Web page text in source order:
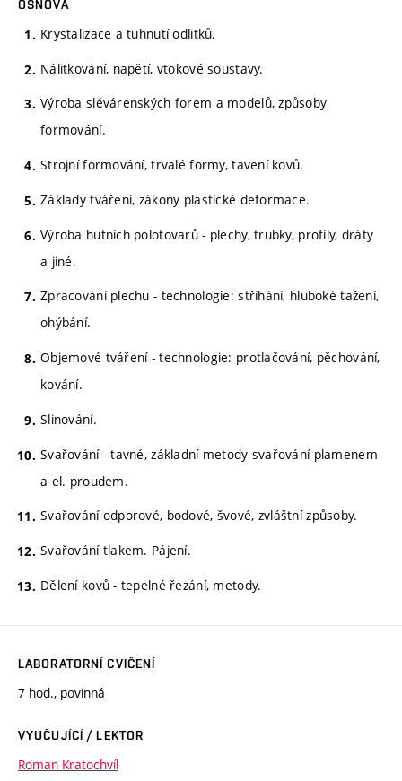
OSNOVA
Krystalizace a tuhnutí odlitků.
Nálitkování, napětí, vtokové soustavy.
Výroba slévárenských forem a modelů, způsoby
formování.
Strojní formování, trvalé formy, tavení kovů.
Základy tváření, zákony plastické deformace.
Výroba hutních polotovarů - plechy, trubky, profily, dráty
a jiné.
Zpracování plechu - technologie: stříhání, hluboké tažení,
ohýbání.
Objemové tváření - technologie: protlačování, pěchování,
kování.
Slinování.
Svařování - tavné, základní metody svařování plamenem
a el. proudem.
Svařování odporové, bodové, švové, zvláštní způsoby.
Svařování tlakem. Pájení.
Dělení kovů - tepelné řezání, metody.
LABORATORNÍ CVIČENÍ
7 hod., povinná
VYUČUJÍCÍ / LEKTOR
Roman Kratochvíl